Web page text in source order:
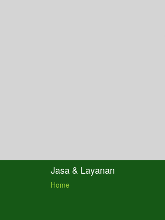
Jasa & Layanan
Home